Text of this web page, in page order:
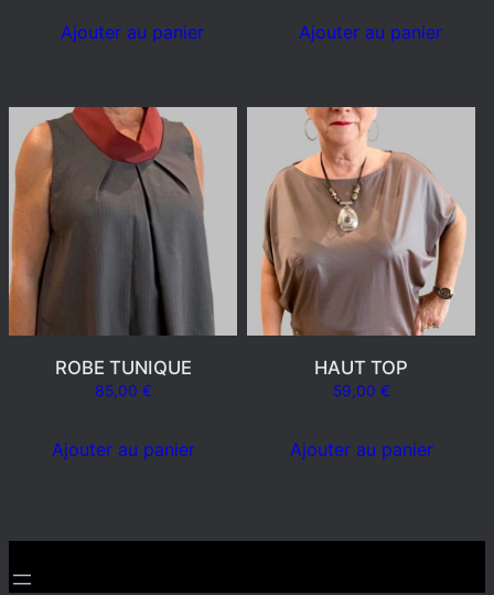
Ajouter au panier Ajouter au panier
ROBE TUNIQUE
85,00 €
Ajouter au panier
HAUT TOP
59,00 €
Ajouter au panier